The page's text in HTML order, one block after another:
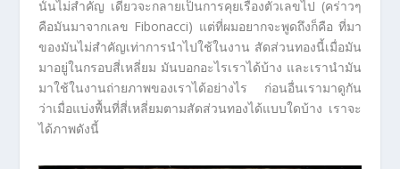
นั้นไม่สำคัญ เดี๋ยวจะกลายเป็นการคุยเรื่องตัวเลขไป (คร่าวๆ
คือมันมาจากเลข Fibonacci) แต่ที่ผมอยากจะพูดถึงก็คือ ที่มา
ของมันไม่สำคัญเท่าการนำไปใช้ในงาน สัดส่วนทองนี้เมื่อมัน
มาอยู่ในกรอบสี่เหลี่ยม มันบอกอะไรเราได้บ้าง และเรานำมัน
มาใช้ในงานถ่ายภาพของเราได้อย่างไร ก่อนอื่นเรามาดูกัน
ว่าเมื่อแบ่งพื้นที่สี่เหลี่ยมตามสัดส่วนทองได้แบบใดบ้าง เราจะ
ได้ภาพดังนี้